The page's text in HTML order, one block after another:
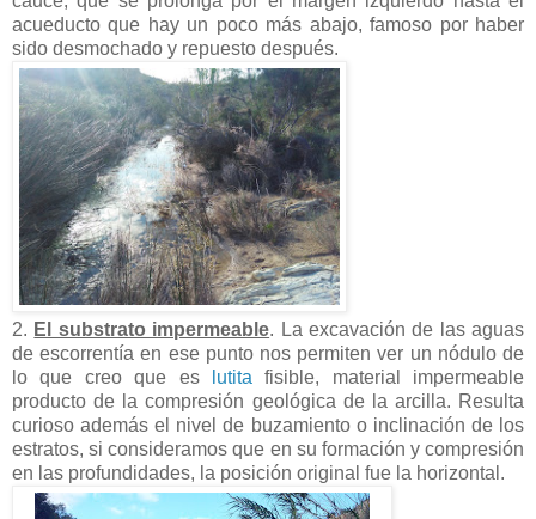
acueducto que hay un poco más abajo, famoso por haber
sido desmochado y repuesto después.
2. El substrato impermeable. La excavación de las aguas
de escorrentía en ese punto nos permiten ver un nódulo de
lo que creo que es
lutita fisible, material impermeable
producto de la compresión geológica de la arcilla. Resulta
curioso además el nivel de buzamiento o inclinación de los
estratos, si consideramos que en su formación y compresión
en las profundidades, la posición original fue la horizontal.